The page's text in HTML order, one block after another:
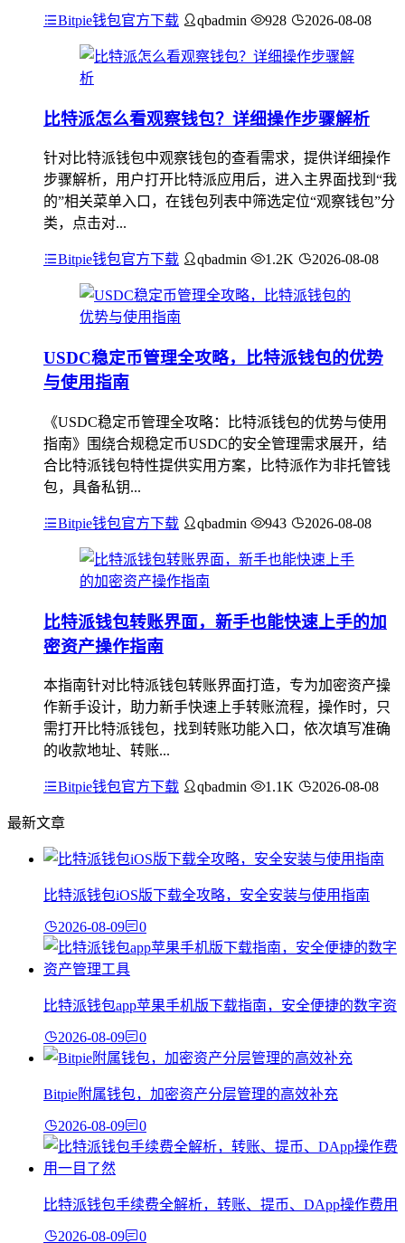
Bitpie钱包官方下载 qbadmin 928 2026-08-08
比特派怎么看观察钱包？详细操作步骤解析
针对比特派钱包中观察钱包的查看需求，提供详细操作
步骤解析，用户打开比特派应用后，进入主界面找到“我
的”相关菜单入口，在钱包列表中筛选定位“观察钱包”分
类，点击对...
Bitpie钱包官方下载 qbadmin 1.2K 2026-08-08
USDC稳定币管理全攻略，比特派钱包的优势
与使用指南
《USDC稳定币管理全攻略：比特派钱包的优势与使用
指南》围绕合规稳定币USDC的安全管理需求展开，结
合比特派钱包特性提供实用方案，比特派作为非托管钱
包，具备私钥...
Bitpie钱包官方下载 qbadmin 943 2026-08-08
比特派钱包转账界面，新手也能快速上手的加
密资产操作指南
本指南针对比特派钱包转账界面打造，专为加密资产操
作新手设计，助力新手快速上手转账流程，操作时，只
需打开比特派钱包，找到转账功能入口，依次填写准确
的收款地址、转账...
Bitpie钱包官方下载 qbadmin 1.1K 2026-08-08
最新文章
比特派钱包iOS版下载全攻略，安全安装与使用指南
2026-08-09 0
比特派钱包app苹果手机版下载指南，安全便捷的数字资
2026-08-09 0
Bitpie附属钱包，加密资产分层管理的高效补充
2026-08-09 0
比特派钱包手续费全解析，转账、提币、DApp操作费用
2026-08-09 0